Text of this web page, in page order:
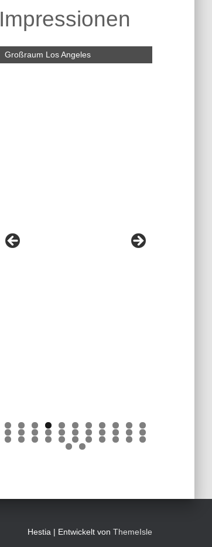
Impressionen
Großraum Los Angeles
0 1
2 3 4 5 6 7 8 9 0 1 2
3 4 5 6 7 8 9 0 1 2 3
4 5
Hestia | Entwickelt von ThemeIsle